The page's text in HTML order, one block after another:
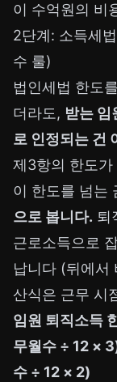
이 수억원의 비
2단계: 소득세
수 룰)
법인세법 한도
더라도, 받는 임
로 인정되는 건
제3항의 한도가
이 한도를 넘는
으로 봅니다. 퇴
근로소득으로
납니다 (뒤에서
산식은 근무 시
임원 퇴직소득
무월수 ÷ 12 ×
수 ÷ 12 × 2)